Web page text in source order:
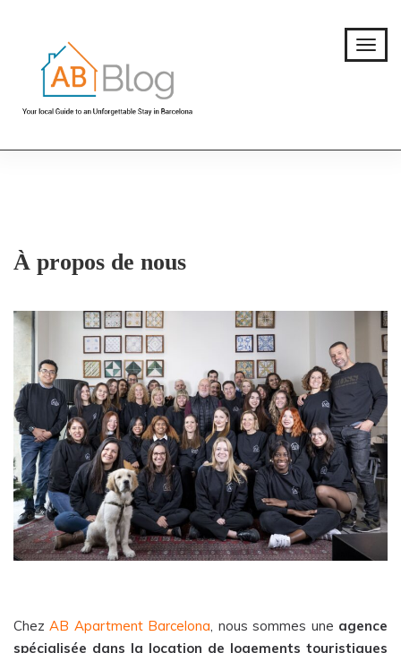
À propos de nous
ChezAB Apartment Barcelona, nous sommes une agence
spécialisée dans la location de logements touristiques